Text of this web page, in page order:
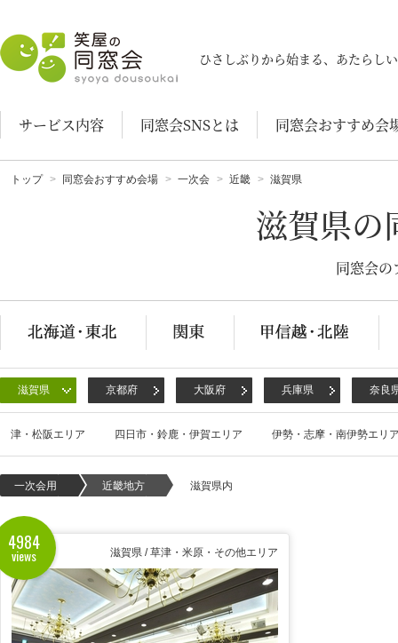
笑屋の同窓会
ひさしぶりから始まる、あたらし
サービス内容 同窓会SNSとは 同窓会おすすめ会
トップ 同窓会おすすめ会場 一次会 近畿 滋賀県
滋賀県の
同窓会の
滋賀県 京都府 大阪府 兵庫県 奈良
津・松阪エリア 四日市・鈴鹿・伊賀エリア 伊勢・志摩・南伊勢エリ
一次会用 近畿地方 滋賀県内
滋賀県 / 草津・米原・その他エリア
4984
views